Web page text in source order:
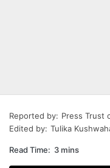
Reported by: Press Trust
Edited by: Tulika
Read Time: 3 mins